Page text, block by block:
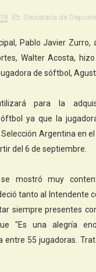
Secretaría de
Pablo Javier Zurro,
Walter Acosta,
de sóftbol,
para la
ya que la
Argentina en
del 6 de septiembre.
se mostró muy
tanto al Intendente
siempre presentes
"Es una alegría
entre 55 jugadoras.